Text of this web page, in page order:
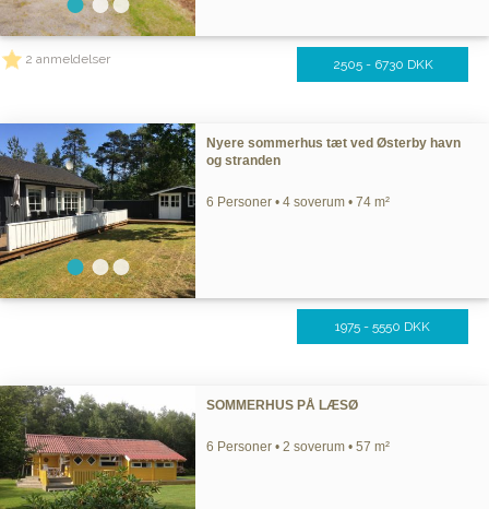
2 anmeldelser 2505 - 6730 DKK
Nyere sommerhus tæt ved Østerby havn
og stranden
6 Personer • 4 soverum • 74 m²
1975 - 5550 DKK
SOMMERHUS PÅ LÆSØ
6 Personer • 2 soverum • 57 m²